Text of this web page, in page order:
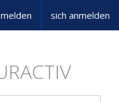
sich anmelden